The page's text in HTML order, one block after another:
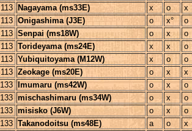
113
Nagayama (ms33E) x o
x
113 Onigashima (J3E) o x°
o
113 Senpai (ms18W) o x
o
113 Torideyama (ms24E) x x
o
113 Yubiquitoyama (M12W) x o
o
113 Zeokage (ms20E) o x
x
133
Imumaru (ms42W) o x
o
133 mischashimaru (ms34W) o x
o
133 misisko (J6W) o x
o
133 Takanodoitsu (ms48E) a o
x